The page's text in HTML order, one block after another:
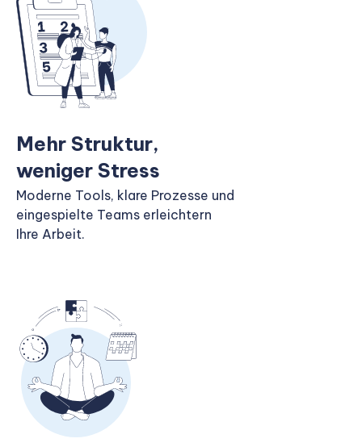
Mehr Struktur,
weniger Stress
Moderne Tools, klare Prozesse und
eingespielte Teams erleichtern
Ihre Arbeit.